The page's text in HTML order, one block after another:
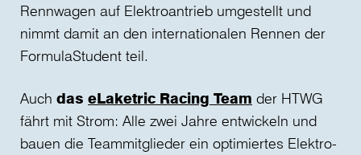
Rennwagen auf Elektroantrieb umgestellt und
nimmt damit an den internationalen Rennen der
FormulaStudent teil.
Auch das eLaketric Racing Team der HTWG
fährt mit Strom: Alle zwei Jahre entwickeln und
bauen die Teammitglieder ein optimiertes Elektro-